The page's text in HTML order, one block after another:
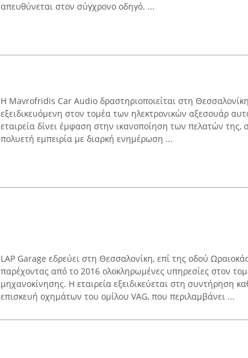
απευθύνεται στον σύγχρονο οδηγό. ...
Η Mavrofridis Car Audio δραστηριοποιείται στη
εξειδικευόμενη στον τομέα των ηλεκτρονικών αξεσουάρ
εταιρεία δίνει έμφαση στην ικανοποίηση των πελατών της,
πολυετή εμπειρία με διαρκή ενημέρωση ...
LAP Garage εδρεύει στη Θεσσαλονίκη, επί της οδού
παρέχοντας από το 2016 ολοκληρωμένες υπηρεσίες στον
μηχανοκίνησης. Η εταιρεία εξειδικεύεται στη συντήρηση
επισκευή οχημάτων του ομίλου VAG, που περιλαμβάνει ...